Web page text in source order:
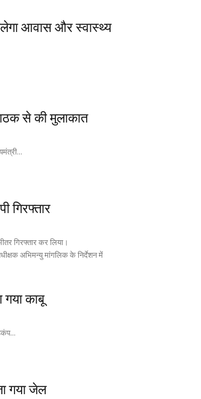
आवास और स्वास्थ्य
से की मुलाकात
गिरफ्तार
काबू
गया जेल